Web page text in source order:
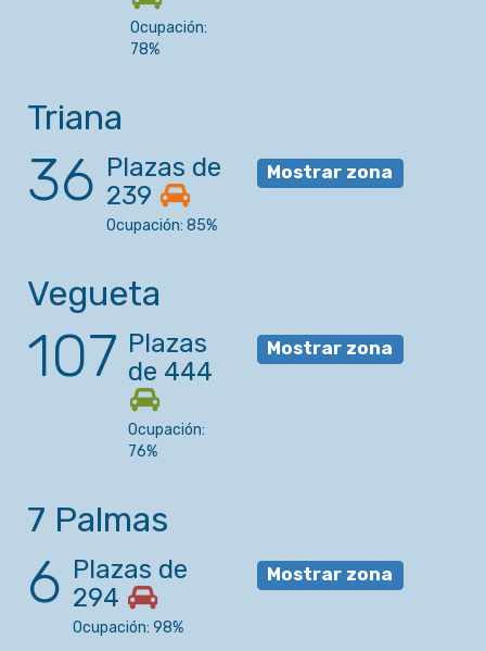
Ocupación:
78%
Triana
36 Plazas de
239
Ocupación: 85%
Mostrar zona
Vegueta
107 Plazas
de 444
Ocupación:
76%
Mostrar zona
7 Palmas
6 Plazas de
294
Ocupación: 98%
Mostrar zona